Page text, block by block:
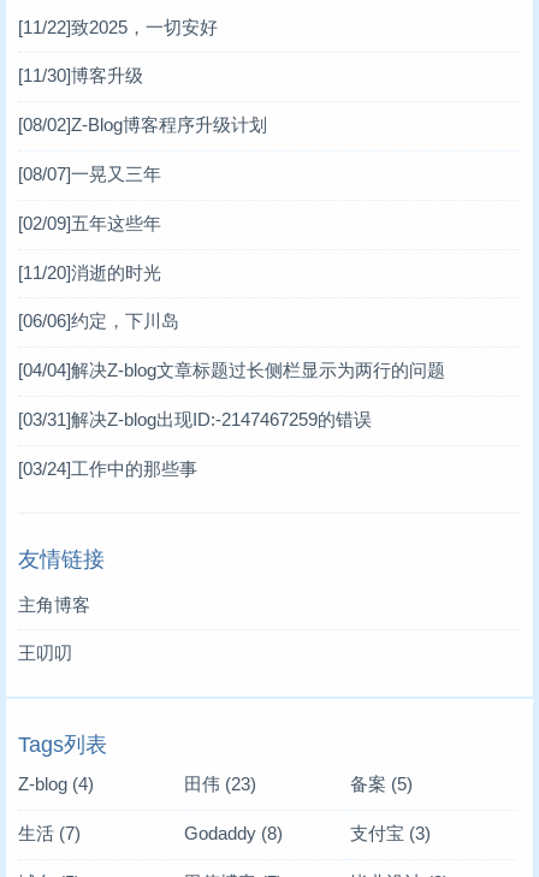
[11/22]致2025，一切安好
[11/30]博客升级
[08/02]Z-Blog博客程序升级计划
[08/07]一晃又三年
[02/09]五年这些年
[11/20]消逝的时光
[06/06]约定，下川岛
[04/04]解决Z-blog文章标题过长侧栏显示为两行的问题
[03/31]解决Z-blog出现ID:-2147467259的错误
[03/24]工作中的那些事
友情链接
主角博客
王叨叨
Tags列表
Z-blog (4) 田伟(23) 备案 (5)
生活 (7) Godaddy(8) 支付宝 (3)